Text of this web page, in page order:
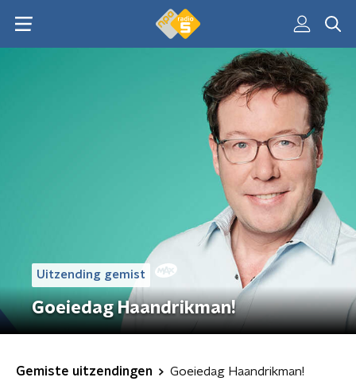
Uitzending gemist
Goeiedag Haandrikman!
Gemiste uitzendingen Goeiedag Haandrikman!